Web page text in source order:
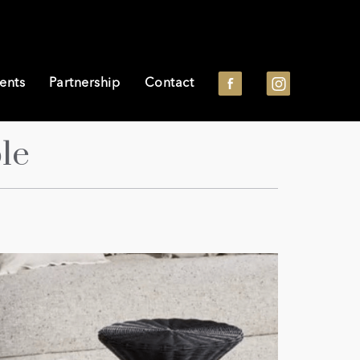
Partnership Contact